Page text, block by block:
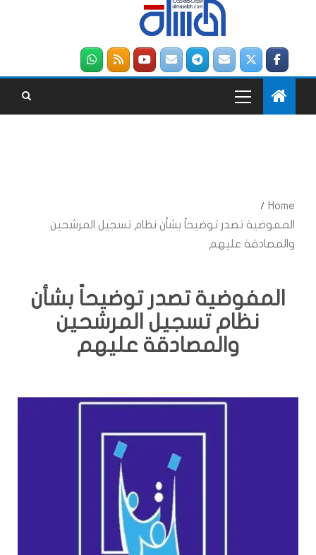
Home
المفوضية تصدر توضيحاً بشأن نظام تسجيل المرشحين
والمصادقة عليهم
المفوضية تصدر توضيحاً بشأن
نظام تسجيل المرشحين
والمصادقة عليهم